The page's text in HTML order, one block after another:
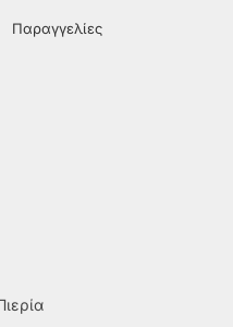
Παραγγελίες